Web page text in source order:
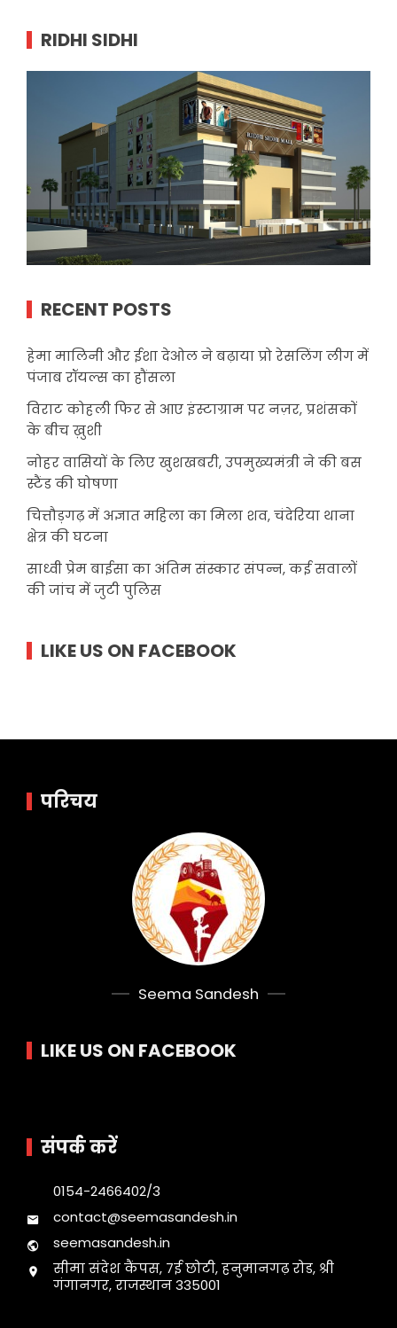
RIDHI SIDHI
RECENT POSTS
हेमा मालिनी और ईशा देओल ने बढ़ाया प्रो रेसलिंग लीग में
पंजाब रॉयल्स का हौंसला
विराट कोहली फिर से आए इंस्टाग्राम पर नज़र, प्रशंसकों
के बीच ख़ुशी
नोहर वासियों के लिए खुशखबरी, उपमुख्यमंत्री ने की बस
स्टैंड की घोषणा
चित्तौड़गढ़ में अज्ञात महिला का मिला शव, चंदेरिया थाना
क्षेत्र की घटना
साध्वी प्रेम बाईसा का अंतिम संस्कार संपन्न, कई सवालों
की जांच में जुटी पुलिस
LIKE US ON FACEBOOK
परिचय
Seema Sandesh
LIKE US ON FACEBOOK
संपर्क करें
0154-2466402/3
contact@seemasandesh.in
seemasandesh.in
सीमा संदेश कैंपस, 7ई छोटी, हनुमानगढ़ रोड, श्री
गंगानगर, राजस्थान 335001